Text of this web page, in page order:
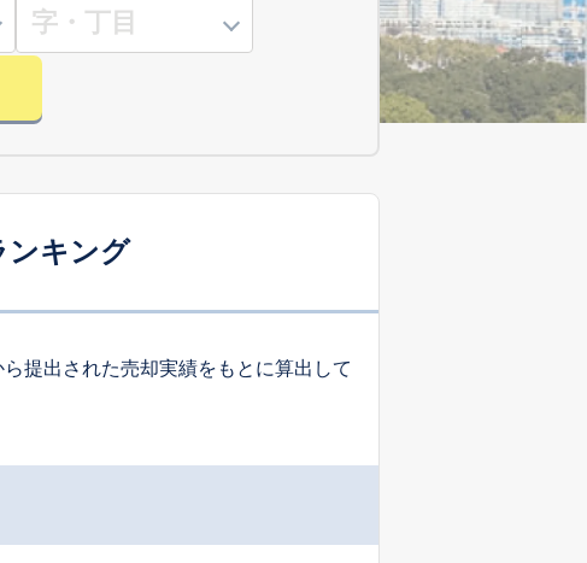
ンキング
提出された売却実績をもとに算出して